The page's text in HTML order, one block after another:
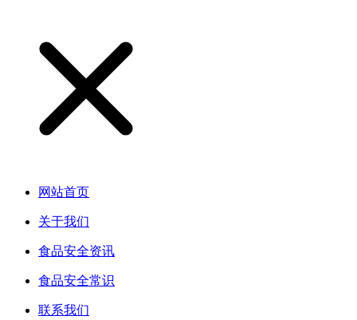
网站首页
关于我们
食品安全资讯
食品安全常识
联系我们